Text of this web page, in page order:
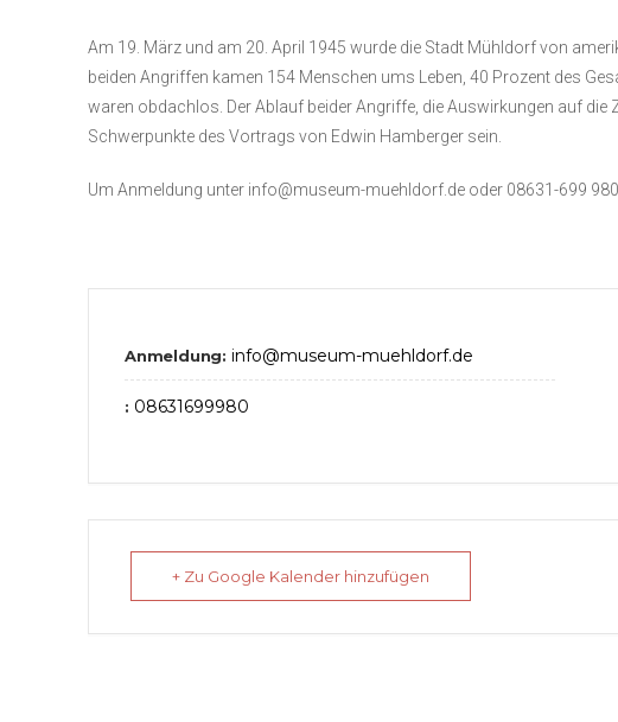
Am 19. März und am 20. April 1945 wurde die Stadt Mühldorf von
beiden Angriffen kamen 154 Menschen ums Leben, 40 Prozent des
waren obdachlos. Der Ablauf beider Angriffe, die Auswirkungen auf
Schwerpunkte des Vortrags von Edwin Hamberger sein.
Um Anmeldung unter info@museum-muehldorf.de oder 08631-699 980
Anmeldung: info@museum-muehldorf.de
: 08631699980
+ Zu Google Kalender hinzufügen